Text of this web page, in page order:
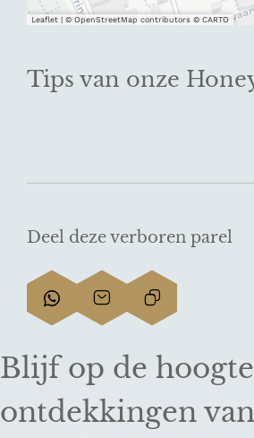
Tips van onze
Leaflet | © OpenStreetMap contributors © CARTO
Deel deze verboren parel
D
e
l
e
D
e
l
e
L
i
k
o
Blijf op de
ontdekkingen van